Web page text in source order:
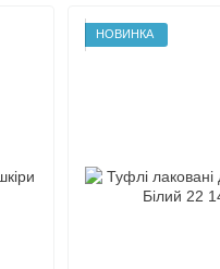
НОВИНКА